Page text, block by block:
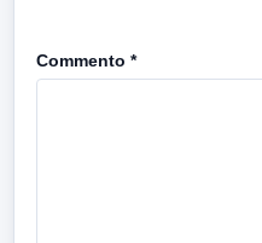
Commento *